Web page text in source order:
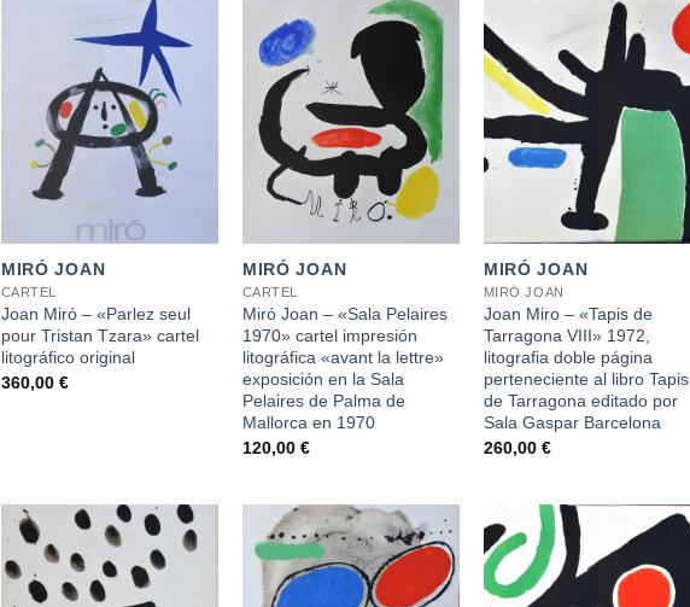
MIRÓ JOAN
CARTEL
Joan Miró – «Parlez seul
pour Tristan Tzara» cartel
litográfico original
360,00 €
MIRÓ JOAN
CARTEL
Miró Joan – «Sala Pelaires
1970» cartel impresión
litográfica «avant la lettre»
exposición en la Sala
Pelaires de Palma de
Mallorca en 1970
120,00 €
MIRÓ JOAN
MIRÓ JOAN
Joan Miro – «Tapis de
Tarragona VIII» 1972,
litografia doble página
perteneciente al libro Tapis
de Tarragona editado por
Sala Gaspar Barcelona
260,00 €